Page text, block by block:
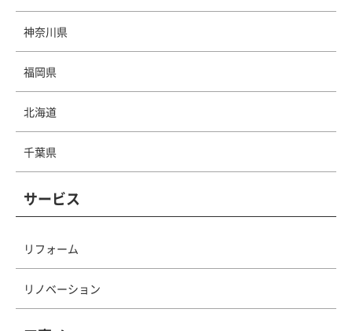
神奈川県
福岡県
北海道
千葉県
サービス
リフォーム
リノベーション